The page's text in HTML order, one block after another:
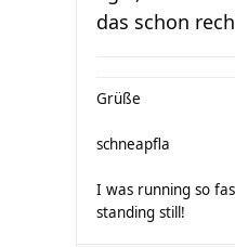
das schon
Grüße
schneapfla
I was running so
standing still!